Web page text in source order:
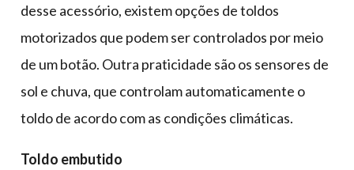
desse acessório, existem opções de toldos
motorizados que podem ser controlados por meio
de um botão. Outra praticidade são os sensores de
sol e chuva, que controlam automaticamente o
toldo de acordo com as condições climáticas.
Toldo embutido